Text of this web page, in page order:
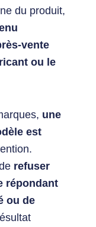
du produit,
vente
ou le
une
est
refuser
répondant
ou de